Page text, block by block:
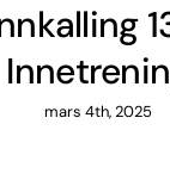
mars 4th, 2025